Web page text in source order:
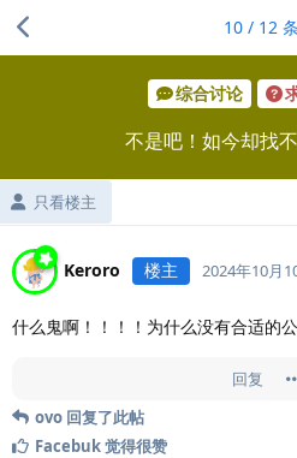
综合讨论
不是吧！如今却找
只看楼主
10 / 12 条
Keroro 楼主 2024年10月
什么鬼啊！！！！为什么没有合适的
回复
ovo 回复了此帖
Facebuk觉得很赞